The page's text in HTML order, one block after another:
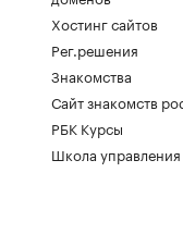
Хостинг сайтов
Рег.решения
Знакомства
Сайт знакомств
РБК Курсы
Школа